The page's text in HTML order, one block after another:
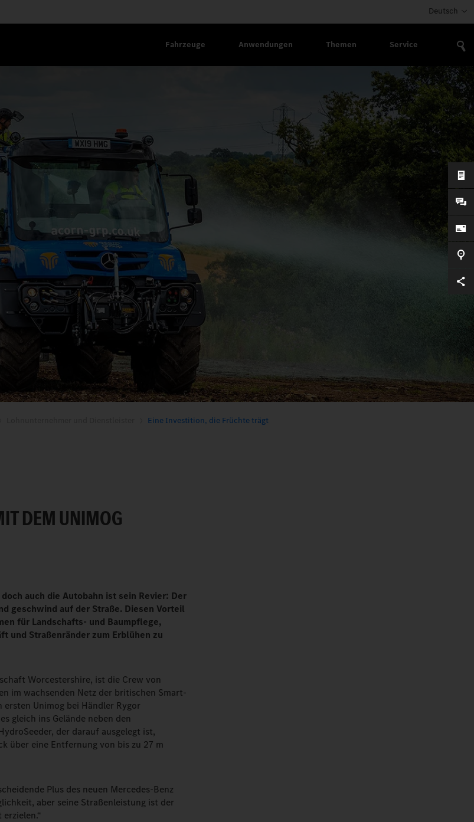
Deutsch
Fahrzeuge Anwendungen Themen Service
Eine Investition, die Früchte trägt
DEM UNIMOG
auch die Autobahn ist sein Revier: Der
geschwind auf der Straße. Diesen Vorteil
für Landschafts- und Baumpflege,
und Straßenränder zum Erblühen zu
Worcestershire, ist die Crew von
im wachsenden Netz der britischen Smart-
Unimog bei Händler Rygor
gleich ins Gelände neben den
der darauf ausgelegt ist,
über eine Entfernung von bis zu 27 m
Plus des neuen Mercedes-Benz
aber seine Straßenleistung ist der